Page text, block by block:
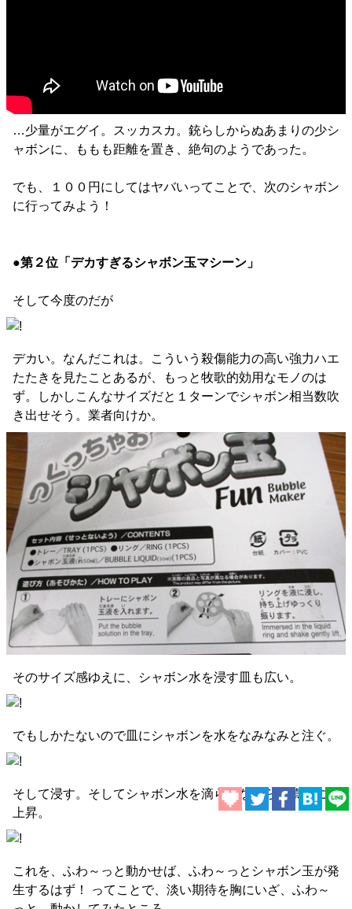
…少量がエグイ。スッカスカ。銃らしからぬあまりの少シ
ャボンに、ももも距離を置き、絶句のようであった。
でも、１００円にしてはヤバいってことで、次のシャボン
に行ってみよう！
●第２位「デカすぎるシャボン玉マシーン」
そして今度のだが
デカい。なんだこれは。こういう殺傷能力の高い強力ハエ
たたきを見たことあるが、もっと牧歌的効用なモノのは
ず。しかしこんなサイズだと１ターンでシャボン相当数吹
き出せそう。業者向けか。
そのサイズ感ゆえに、シャボン水を浸す皿も広い。
でもしかたないので皿にシャボンを水をなみなみと注ぐ。
そして浸す。そしてシャボン水を滴らせながら、慎重に、
上昇。
これを、ふわ～っと動かせば、ふわ～っとシャボン玉が発
生するはず！ ってことで、淡い期待を胸にいざ、ふわ～